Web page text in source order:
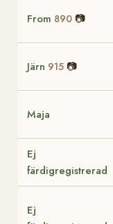
From 890 📷
Järn 915 📷
Maja
Ej
färdigregistrerad
Ej